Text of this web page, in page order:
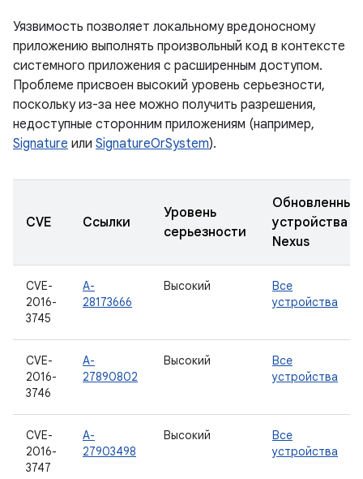
Уязвимость позволяет локальному вредоносному
приложению выполнять произвольный код в контексте
системного приложения с расширенным доступом.
Проблеме присвоен высокий уровень серьезности,
поскольку из-за нее можно получить разрешения,
недоступные сторонним приложениям (например,
Signature или SignatureOrSystem).
CVE Ссылки
Уровень
серьезности
Обновленные
устройства
Nexus
CVE-
2016-
3745
A-
28173666
Высокий
Все
устройства
CVE-
2016-
3746
A-
27890802
Высокий
Все
устройства
CVE-
2016-
3747
A-
27903498
Высокий
Все
устройства